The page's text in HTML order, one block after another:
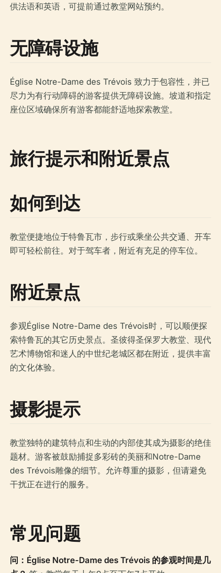
供法语和英语，可提前通过教堂网站预约。
无障碍设施
Église Notre-Dame des Trévois 致力于包容性，并已
尽力为有行动障碍的游客提供无障碍设施。坡道和指定
座位区域确保所有游客都能舒适地探索教堂。
旅行提示和附近景点
如何到达
教堂便捷地位于特鲁瓦市，步行或乘坐公共交通、开车
即可轻松前往。对于驾车者，附近有充足的停车位。
附近景点
参观Église Notre-Dame des Trévois时，可以顺便探
索特鲁瓦的其它历史景点。圣彼得圣保罗大教堂、现代
艺术博物馆和迷人的中世纪老城区都在附近，提供丰富
的文化体验。
摄影提示
教堂独特的建筑特点和生动的内部使其成为摄影的绝佳
题材。游客被鼓励捕捉多彩砖的美丽和Notre-Dame
des Trévois雕像的细节。允许尊重的摄影，但请避免
干扰正在进行的服务。
常见问题
问：Église Notre-Dame des Trévois 的参观时间是几